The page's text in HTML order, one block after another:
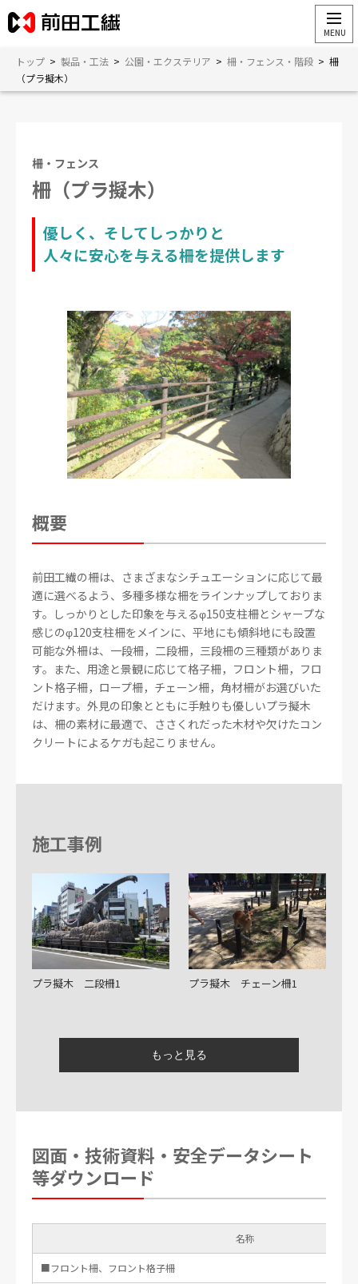
トップ > 製品・工法 > 公園・エクステリア > 柵・フェンス・階段 > 柵
（プラ擬木）
柵・フェンス
柵（プラ擬木）
優しく、そしてしっかりと
人々に安心を与える柵を提供します
概要
前田工繊の柵は、さまざまなシチュエーションに応じて最
適に選べるよう、多種多様な柵をラインナップしておりま
す。しっかりとした印象を与えるφ150支柱柵とシャープな
感じのφ120支柱柵をメインに、平地にも傾斜地にも設置
可能な外柵は、一段柵，二段柵，三段柵の三種類がありま
す。また、用途と景観に応じて格子柵，フロント柵，フロ
ント格子柵，ロープ柵，チェーン柵，角材柵がお選びいた
だけます。外見の印象とともに手触りも優しいプラ擬木
は、柵の素材に最適で、ささくれだった木材や欠けたコン
クリートによるケガも起こりません。
施工事例
プラ擬木 二段柵1 プラ擬木 チェーン柵1
プラ擬木 横断防止柵１
図面・技術資料・安全データシート
等ダウンロード
名称
■フロント柵、フロント格子柵